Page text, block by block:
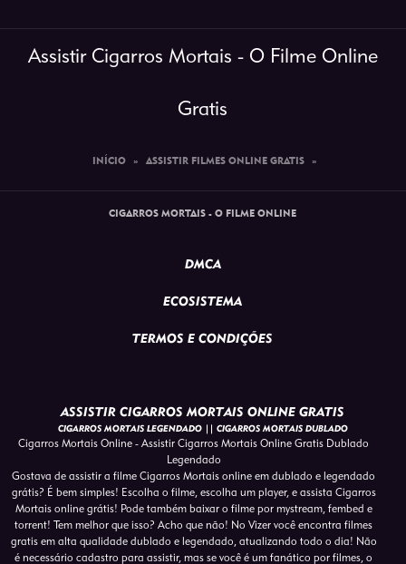
Assistir Cigarros Mortais - O Filme Online
Gratis
INÍCIO » ASSISTIR FILMES ONLINE GRATIS »
CIGARROS MORTAIS - O FILME ONLINE
DMCA
ECOSISTEMA
TERMOS E CONDIÇÕES
ASSISTIR CIGARROS MORTAIS ONLINE GRATIS
CIGARROS MORTAIS LEGENDADO || CIGARROS MORTAIS DUBLADO
Cigarros Mortais Online - Assistir Cigarros Mortais Online Gratis Dublado
Legendado
Gostava de assistir a filme Cigarros Mortais online em dublado e legendado
grátis? É bem simples! Escolha o filme, escolha um player, e assista Cigarros
Mortais online grátis! Pode também baixar o filme por mystream, fembed e
torrent! Tem melhor que isso? Acho que não! No Vizer você encontra filmes
gratis em alta qualidade dublado e legendado, atualizando todo o dia! Não
é necessário cadastro para assistir, mas se você é um fanático por filmes, o